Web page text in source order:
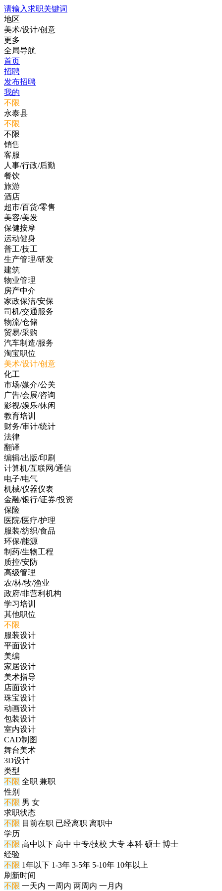
请输入求职关键词
地区
美术/设计/创意
更多
全局导航
首页
招聘
发布招聘
我的
不限
永泰县
不限
不限
销售
客服
人事/行政/后勤
餐饮
旅游
酒店
超市/百货/零售
美容/美发
保健按摩
运动健身
普工/技工
生产管理/研发
建筑
物业管理
房产中介
家政保洁/安保
司机/交通服务
物流/仓储
贸易/采购
汽车制造/服务
淘宝职位
美术/设计/创意
化工
市场/媒介/公关
广告/会展/咨询
影视/娱乐/休闲
教育培训
财务/审计/统计
法律
翻译
编辑/出版/印刷
计算机/互联网/通信
电子/电气
机械/仪器仪表
金融/银行/证券/投资
保险
医院/医疗/护理
服装/纺织/食品
环保/能源
制药/生物工程
质控/安防
高级管理
农/林/牧/渔业
政府/非营利机构
学习培训
其他职位
不限
服装设计
平面设计
美编
家居设计
美术指导
店面设计
珠宝设计
动画设计
包装设计
室内设计
CAD制图
舞台美术
3D设计
类型
不限 全职 兼职
性别
不限 男 女
求职状态
不限 目前在职 已经离职 离职中
学历
不限 高中以下 高中 中专/技校 大专 本科 硕士 博士
经验
不限 1年以下 1-3年 3-5年 5-10年 10年以上
刷新时间
不限 一天内 一周内 两周内 一月内